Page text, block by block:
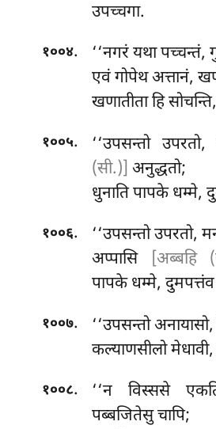
उपच्चगा.
१००४.
‘‘नगरं यथा पच्चन्तं,
एवं गोपेथ अत्तानं,
खणातीताहि
१००५. ‘‘उपसन्तो
(सी.)] अनुद्धतो;
धुनाति पापके धम्मे,
१००६.
‘‘उपसन्तो उपरतो,
अप्पासि
[अब्बहि
पापके धम्मे, दुमपत्तंव
१००७. ‘‘उपसन्तोअनायासो,
कल्याणसीलो
१००८.
‘‘न विस्ससे
पब्बजितेसु चापि;